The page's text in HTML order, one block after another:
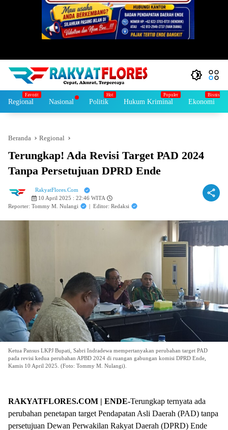
Regional Nasional Politik Hukum Kriminal Ekonomi
Beranda Regional
Terungkap! Ada Revisi Target PAD 2024
Tanpa Persetujuan DPRD Ende
RakyatFlores.Com
10 April 2025 : 22:46 WITA
Reporter: Tommy M. Nulangi
| Editor: Redaksi
Ketua Pansus LKPJ Bupati, Sabri Indradewa mempertanyakan perubahan target PAD
pada revisi kedua perubahan APBD 2024 di ruangan gabungan komisi DPRD Ende,
Kamis 10 April 2025. (Foto: Tommy M. Nulangi).
RAKYATFLORES.COM | ENDE-Terungkap ternyata ada
perubahan penetapan target Pendapatan Asli Daerah (PAD) tanpa
persetujuan Dewan Perwakilan Rakyat Daerah (DPRD) Ende